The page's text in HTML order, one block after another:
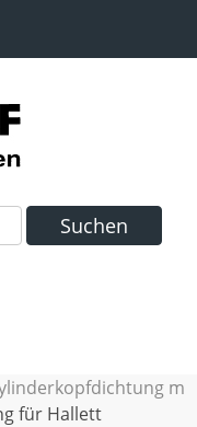
Suchen
m
für Hallett